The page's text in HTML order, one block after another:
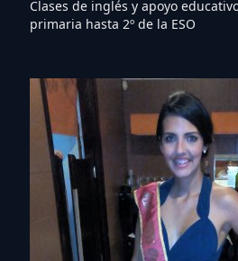
Clases de inglés y apoyo
primaria hasta 2º de la ESO